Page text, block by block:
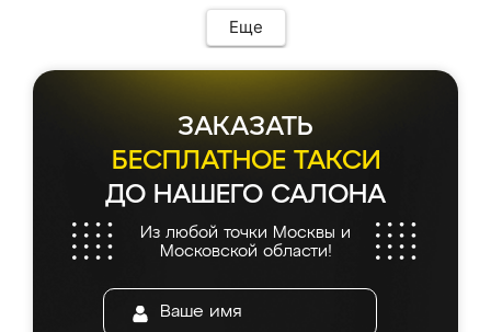
Еще
ЗАКАЗАТЬ
БЕСПЛАТНОЕ ТАКСИ
ДО НАШЕГО САЛОНА
Из любой точки Москвы и
Московской области!